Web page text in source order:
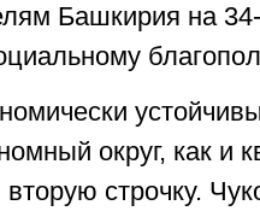
Башкирия на
округ, как и
строчку.